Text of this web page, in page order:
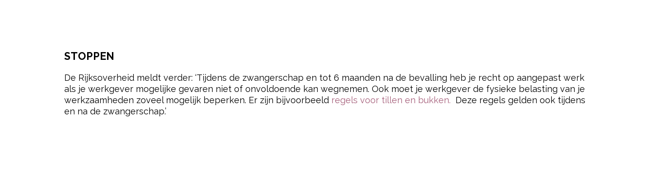
STOPPEN
De Rijksoverheid meldt verder: ‘Tijdens de zwangerschap en tot 6 maanden na de bevalling heb je recht op aangepast werk
als je werkgever mogelijke gevaren niet of onvoldoende kan wegnemen. Ook moet je werkgever de fysieke belasting van je
werkzaamheden zoveel mogelijk beperken. Er zijn bijvoorbeeld regels voor tillen en bukken. Deze regels gelden ook tijdens
en na de zwangerschap.’